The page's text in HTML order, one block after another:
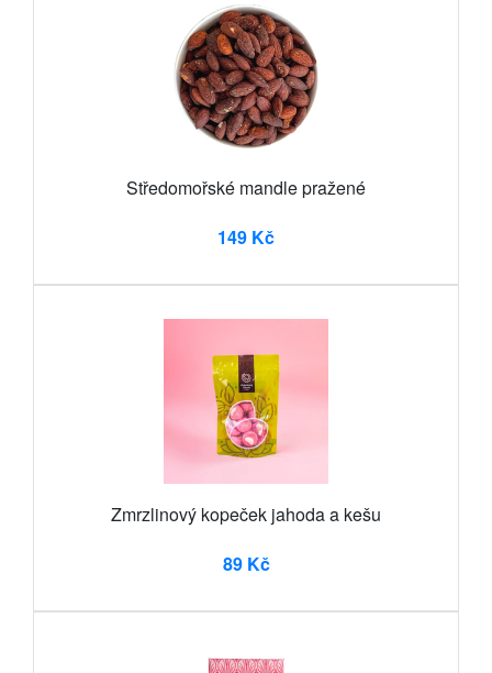
Středomořské mandle pražené
149 Kč
Zmrzlinový kopeček jahoda a kešu
89 Kč